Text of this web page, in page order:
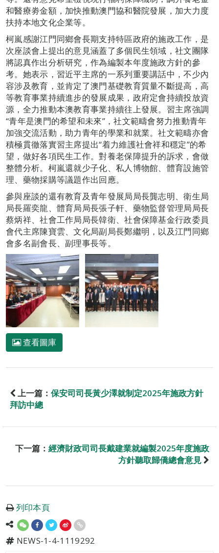
和醫療劵金額，加快推動澳門協和醫院發展，加大力度
扶持本地文化企業等。
柯嵐感謝江門同鄉會長期支持特區政府的施政工作，是
次座談會上提出的意見涵蓋了多個民生領域，社文團隊
將認真作出分析研究，作為編製本年度施政方針的參
考。她表示，習近平主席的一系列重要講話中，不少內
容涉及教育，並肯定了澳門基礎教育質量不斷提高，高
等教育事業持續進步的發展成果，政府定會持續投放資
源，全力推動本澳教育事業持續往上發展。習主席強調
“青年是澳門的希望和未來”，社文範疇會努力推動青年
加強交流活動，助力青年的學業和就業。社文範疇亦會
積極貫徹落實習主席提出“着力維護社會祥和穩定”的希
望，做好各項民生工作。對養老保障提升的訴求，會做
整體分析。柯嵐還就少子化、私人博物館、體育設施管
理、藥物採購等議題作出回應。
參與座談的還有教育及青年發展局局長龔志明、衛生局
局長羅奕龍、體育局局長張子軒、藥物監督管理局局長
蔡炳祥、社會工作局局長韓衛、社會保障基金行政委員
會代主席陳寶雲、文化局副局長鄭繼明，以及江門同鄉
會多名副會長、副理事長等。
查看圖庫
上一篇： 保安司司長黃少澤就制定2025年施政方針
拜訪中總
下一篇： 經濟財政司司長戴建業就編製2025年度施政
方針聽取歸僑總會意見
列印本頁
NEWS-1-4-1119292